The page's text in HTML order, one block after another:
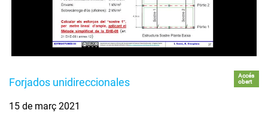
Forjados unidireccionales
Accés
obert
15 de març 2021